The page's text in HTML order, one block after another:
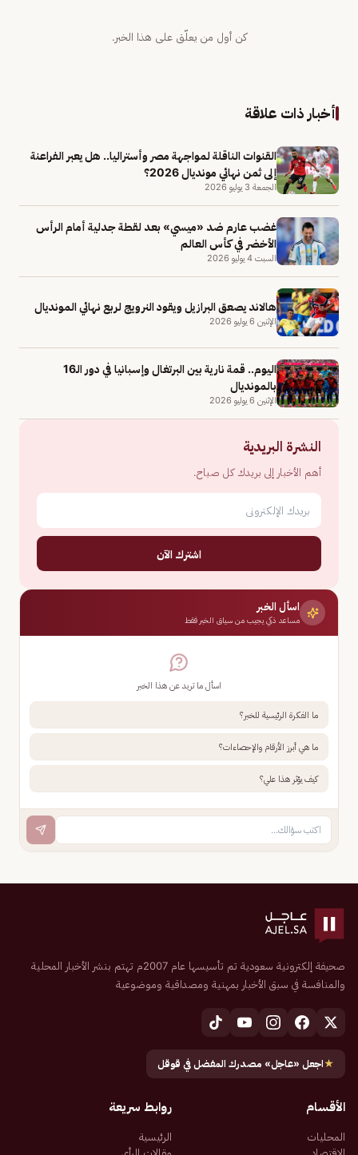
كن أول من يعلّق على هذا الخبر.
أخبار ذات علاقة
القنوات الناقلة لمواجهة مصر وأستراليا.. هل يعبر الفراعنة
إلى ثمن نهائي مونديال 2026؟
الجمعة 3 يوليو 2026
غضب عارم ضد «ميسي» بعد لقطة جدلية أمام الرأس
الأخضر في كأس العالم
السبت 4 يوليو 2026
هالاند يصعق البرازيل ويقود النرويج لربع نهائي المونديال
الإثنين 6 يوليو 2026
اليوم.. قمة نارية بين البرتغال وإسبانيا في دور الـ16
بالمونديال
الإثنين 6 يوليو 2026
النشرة البريدية
أهم الأخبار إلى بريدك كل صباح.
اشترك الآن
اسأل الخبر
مساعد ذكي يجيب من سياق الخبر فقط
اسأل ما تريد عن هذا الخبر
ما الفكرة الرئيسية للخبر؟
ما هي أبرز الأرقام والإحصاءات؟
كيف يؤثر هذا علي؟
صحيفة إلكترونية سعودية تم تأسيسها عام 2007م تهتم بنشر الأخبار المحلية
والمنافسة في سبق الأخبار بمهنية ومصداقية وموضوعية
★اجعل «عاجل» مصدرك المفضل في قوقل
الأقسام
المحليات
روابط سريعة
الرئيسية